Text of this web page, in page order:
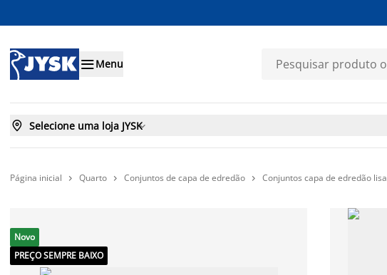
Menu
 Selecione uma loja JYSK
Página inicial  Quarto  Conjuntos de capa de edredão  Conjuntos capa de edredão lisa
Novo
PREÇO SEMPRE BAIXO